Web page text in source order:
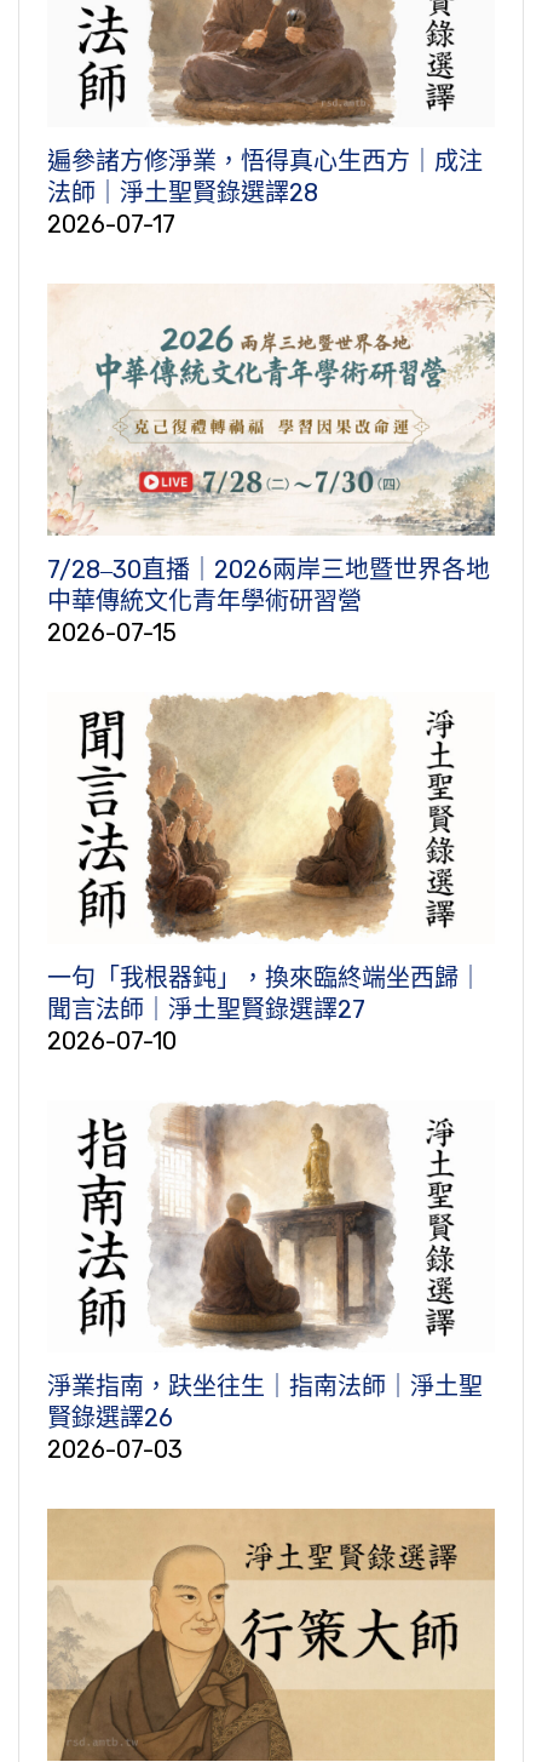
遍參諸方修淨業，悟得真心生西方｜成注
法師｜淨土聖賢錄選譯28
2026-07-17
7/28‒30直播｜2026兩岸三地暨世界各地
中華傳統文化青年學術研習營
2026-07-15
一句「我根器鈍」，換來臨終端坐西歸｜
聞言法師｜淨土聖賢錄選譯27
2026-07-10
淨業指南，趺坐往生｜指南法師｜淨土聖
賢錄選譯26
2026-07-03